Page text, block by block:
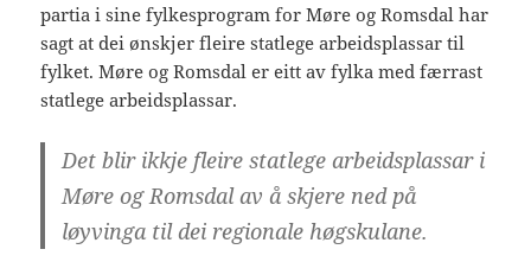
partia i sine fylkesprogram for Møre og Romsdal har
sagt at dei ønskjer fleire statlege arbeidsplassar til
fylket. Møre og Romsdal er eitt av fylka med færrast
statlege arbeidsplassar.
Det blir ikkje fleire statlege arbeidsplassar i
Møre og Romsdal av å skjere ned på
løyvinga til dei regionale høgskulane.